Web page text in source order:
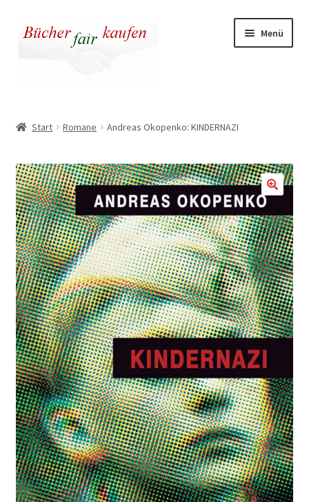
Zur
Navigation
Zum
Inhalt
Menü
Warenkorb
Warum fair kaufen
Start Romane Andreas Okopenko: KINDERNAZI